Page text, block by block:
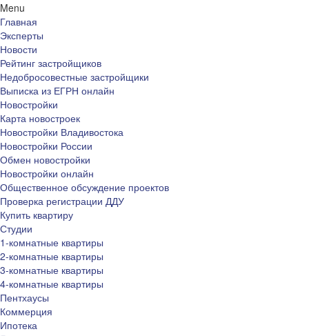
Menu
Главная
Эксперты
Новости
Рейтинг застройщиков
Недобросовестные застройщики
Выписка из ЕГРН онлайн
Новостройки
Карта новостроек
Новостройки Владивостока
Новостройки России
Обмен новостройки
Новостройки онлайн
Общественное обсуждение проектов
Проверка регистрации ДДУ
Купить квартиру
Студии
1-комнатные квартиры
2-комнатные квартиры
3-комнатные квартиры
4-комнатные квартиры
Пентхаусы
Коммерция
Ипотека